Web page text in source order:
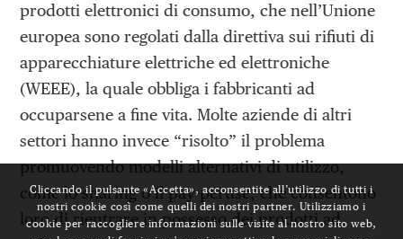
prodotti elettronici di consumo, che nell’Unione
europea sono regolati dalla direttiva sui rifiuti di
apparecchiature elettriche ed elettroniche
(WEEE), la quale obbliga i fabbricanti ad
occuparsene a fine vita. Molte aziende di altri
settori hanno invece “risolto” il problema
promuovendo modelli alternativi di utilizzo,
come lo sharing o il pay-peruse, che consentono
loro di rientrare in possesso dei prodotti ad
Cliccando il pulsante «Accetta», acconsentite all’utilizzo di tutti i
nostri cookie così come quelli dei nostri partner. Utilizziamo i
cookie per raccogliere informazioni sulle visite al nostro sito web,